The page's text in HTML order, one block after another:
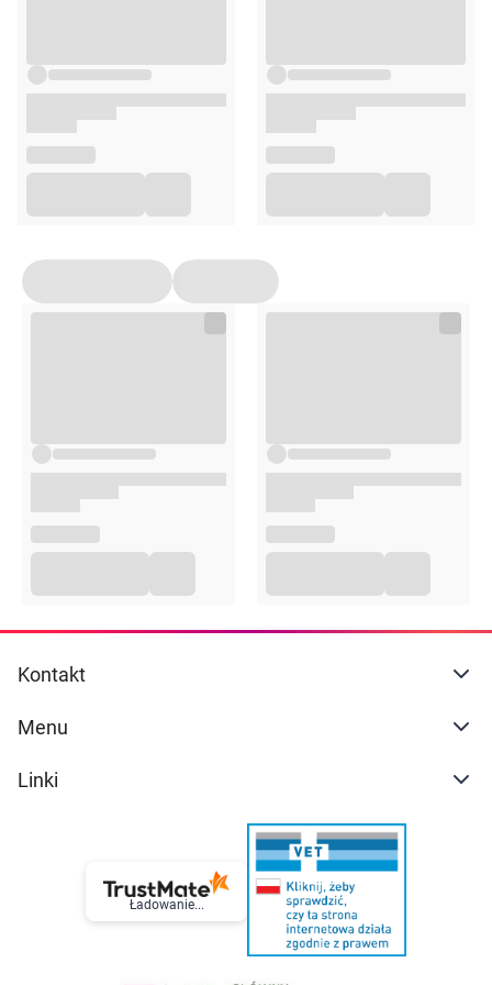
modelu
Wysokiej jakości nadruki
UV printing, odwzorowujące
Produkt
Opakowanie
elementy drewniane i papierowe potrzebne do
żarówki LED
zestaw podstawowych narzędzi
osłona antykurzowa*
Kontakt
Menu
Linki
Ładowanie...